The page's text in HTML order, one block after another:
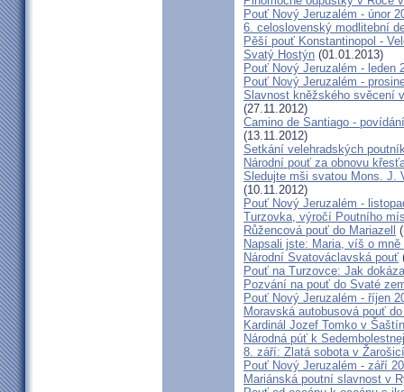
Pouť Nový Jeruzalém - únor
6. celoslovenský modlitební
Pěší pouť Konstantinopol -
Svatý Hostýn (01.01.2013)
Pouť Nový Jeruzalém - leden
Pouť Nový Jeruzalém -
Slavnost kněžského svěcení
(27.11.2012)
Camino de Santiago -
(13.11.2012)
Setkání velehradských
Národní pouť za obnovu
Sledujte mši svatou Mons. J.
(10.11.2012)
Pouť Nový Jeruzalém -
Turzovka, výročí Poutního
Růžencová pouť do Mariazell
Napsali jste: Maria, víš o mně
Národní Svatováclavská pouť
Pouť na Turzovce: Jak
Pozvání na pouť do Svaté
Pouť Nový Jeruzalém - říjen
Moravská autobusová pouť
Kardinál Jozef Tomko v
Národná púť k
8. září: Zlatá sobota v
Pouť Nový Jeruzalém - září
Mariánská poutní slavnost v